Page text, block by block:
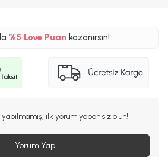
655TLLove Puankazanırsın!
ilk yorum yapan siz olun!
Yorum Yap